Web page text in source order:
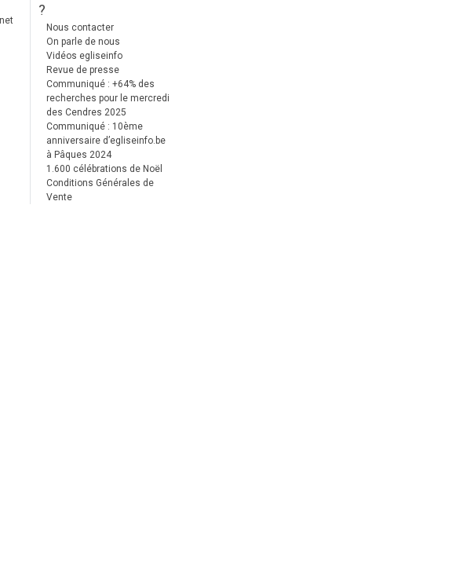
?
Nous contacter
On parle de nous
Vidéos egliseinfo
Revue de presse
Communiqué : +64% des
recherches pour le mercredi
des Cendres 2025
Communiqué : 10ème
anniversaire d’egliseinfo.be
à Pâques 2024
1.600 célébrations de Noël
Conditions Générales de
Vente